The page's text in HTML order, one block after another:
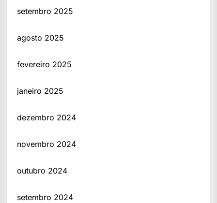
setembro 2025
agosto 2025
fevereiro 2025
janeiro 2025
dezembro 2024
novembro 2024
outubro 2024
setembro 2024